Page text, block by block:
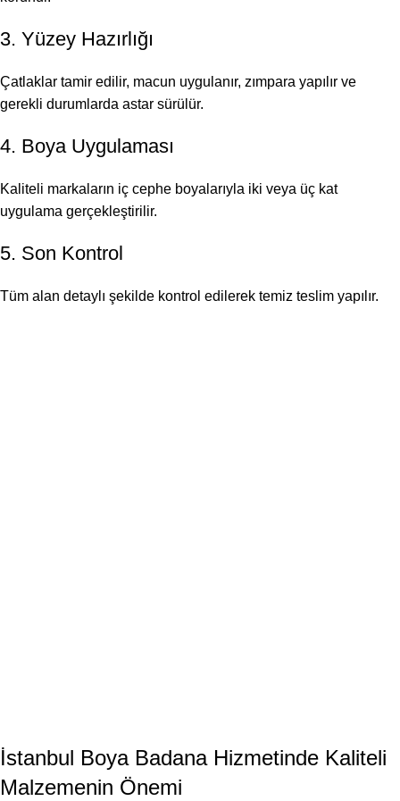
3. Yüzey Hazırlığı
Çatlaklar tamir edilir, macun uygulanır, zımpara yapılır ve
gerekli durumlarda astar sürülür.
4. Boya Uygulaması
Kaliteli markaların iç cephe boyalarıyla iki veya üç kat
uygulama gerçekleştirilir.
5. Son Kontrol
Tüm alan detaylı şekilde kontrol edilerek temiz teslim yapılır.
İstanbul Boya Badana Hizmetinde Kaliteli
Malzemenin Önemi